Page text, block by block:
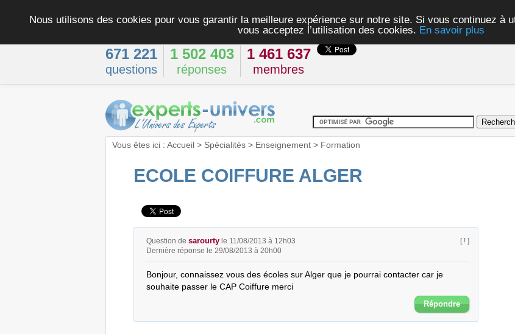
Nous utilisons des cookies pour vous garantir la meilleure expérience sur notre site. Si vous continuez à
vous acceptez l’utilisation des cookies. En savoir plus
671 221
questions
1 502 403
réponses
1 461 637
membres
Vous êtes ici : Accueil> Spécialités> Enseignement> Formation
ECOLE COIFFURE ALGER
Question de sarourtyle 11/08/2013 à 12h03
Dernière réponse le 29/08/2013 à 20h00
[ ! ]
Bonjour, connaissez vous des écoles sur Alger que je pourrai contacter car je
souhaite passer le CAP Coiffure merci
Répondre